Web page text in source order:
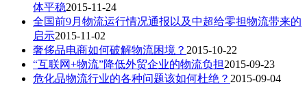
体平稳2015-11-24
全国前9月物流运行情况通报以及中超给零担物流带来的
启示2015-11-02
奢侈品电商如何破解物流困境？ 2015-10-22
“互联网+物流”降低外贸企业的物流负担2015-09-23
危化品物流行业的各种问题该如何杜绝？ 2015-09-04